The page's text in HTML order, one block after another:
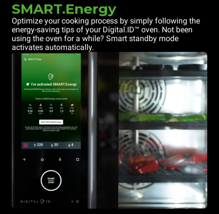
SMART.Energy
Optimize your cooking process by simply following the
energy-saving tips of your Digital.ID™ oven. Not been
using the oven for a while? Smart standby mode
activates automatically.